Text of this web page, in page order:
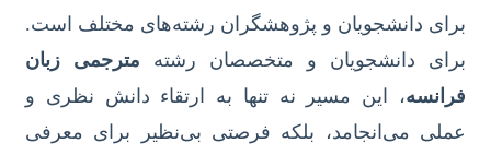
برای دانشجویان و پژوهشگران رشته‌های مختلف است.
برای دانشجویان و متخصصان رشته مترجمی زبان
فرانسه، این مسیر نه تنها به ارتقاء دانش نظری و
عملی می‌انجامد، بلکه فرصتی بی‌نظیر برای معرفی